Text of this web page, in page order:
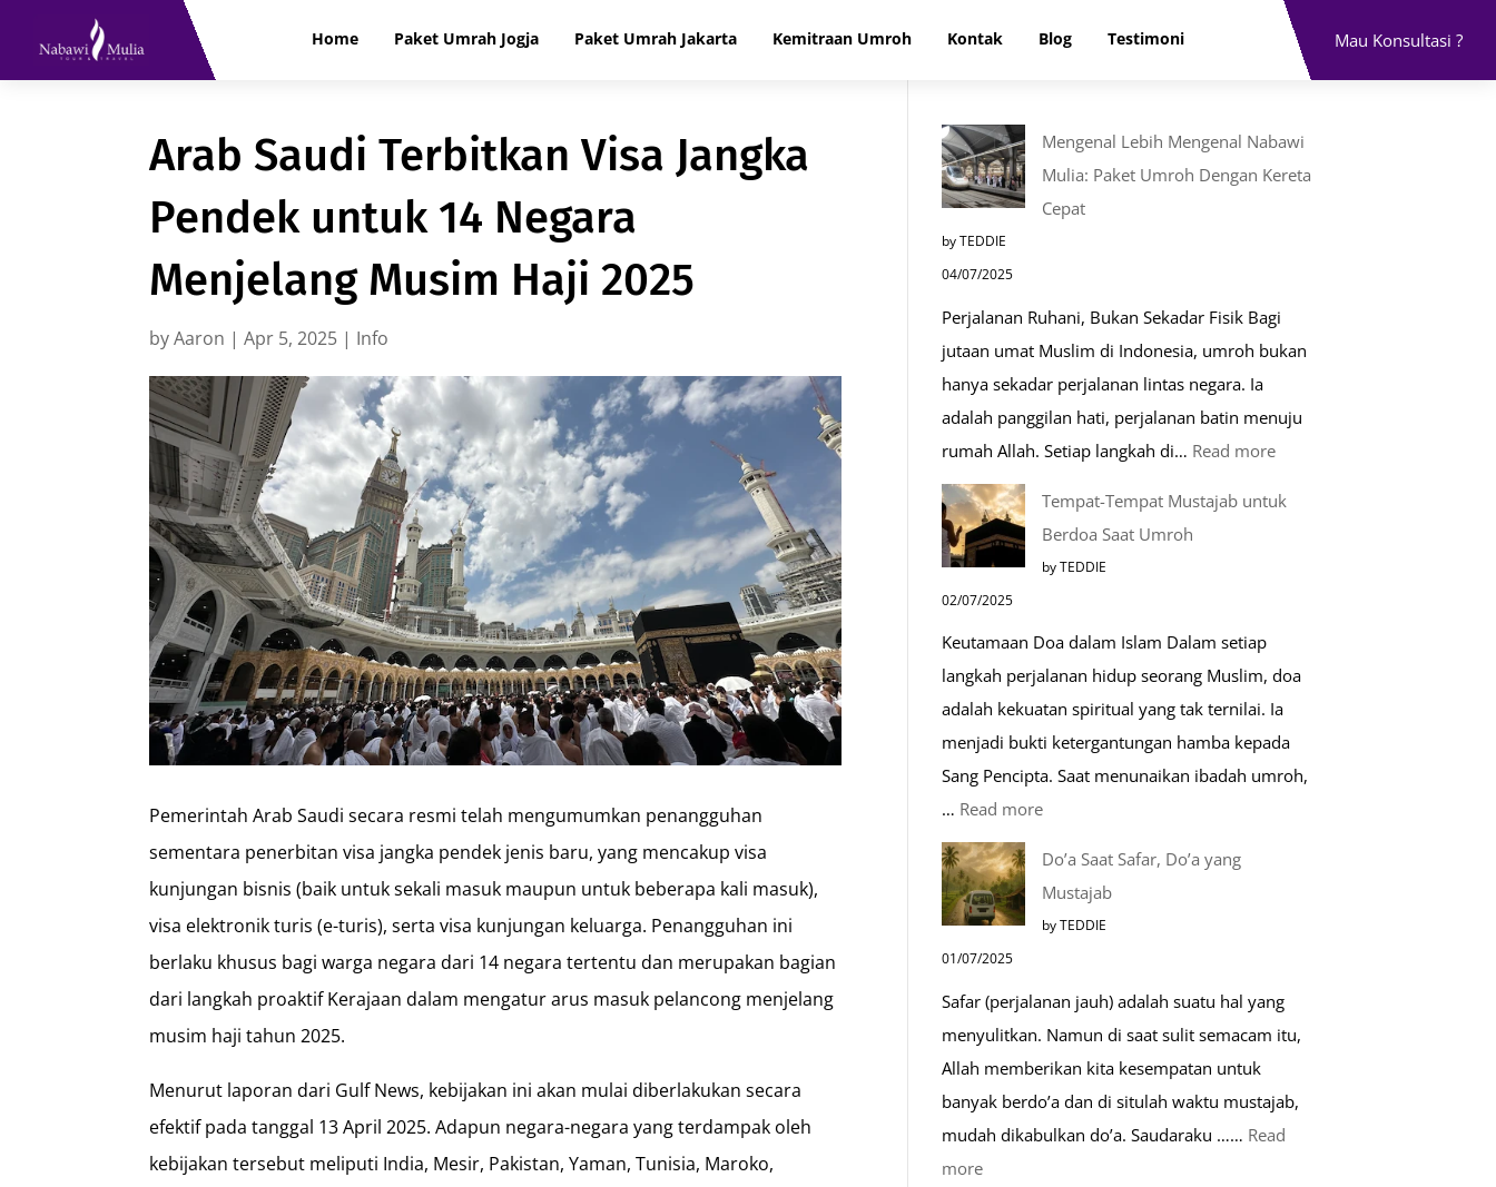
Home Paket Umrah Jogja Paket Umrah Jakarta Kemitraan Umroh Kontak Blog Testimoni Mau Konsultasi ?
Arab Saudi Terbitkan Visa Jangka
Pendek untuk 14 Negara
Menjelang Musim Haji 2025
byAaron |Apr 5, 2025 | Info
Pemerintah Arab Saudi secara resmi telah mengumumkan penangguhan
sementara penerbitan visa jangka pendek jenis baru, yang mencakup visa
kunjungan bisnis (baik untuk sekali masuk maupun untuk beberapa kali masuk),
visa elektronik turis (e-turis), serta visa kunjungan keluarga. Penangguhan ini
berlaku khusus bagi warga negara dari 14 negara tertentu dan merupakan bagian
dari langkah proaktif Kerajaan dalam mengatur arus masuk pelancong menjelang
musim haji tahun 2025.
Menurut laporan dari Gulf News, kebijakan ini akan mulai diberlakukan secara
efektif pada tanggal 13 April 2025. Adapun negara-negara yang terdampak oleh
kebijakan tersebut meliputi India, Mesir, Pakistan, Yaman, Tunisia, Maroko,
Mengenal Lebih Mengenal Nabawi
Mulia: Paket Umroh Dengan Kereta
Cepat
by TEDDIE
04/07/2025
Perjalanan Ruhani, Bukan Sekadar Fisik Bagi
jutaan umat Muslim di Indonesia, umroh bukan
hanya sekadar perjalanan lintas negara. Ia
adalah panggilan hati, perjalanan batin menuju
rumah Allah. Setiap langkah di… Read more:
Umroh
Dengan
Kereta
Cepat
Tempat-Tempat Mustajab untuk
Berdoa Saat Umroh
by TEDDIE
02/07/2025
Keutamaan Doa dalam Islam Dalam setiap
langkah perjalanan hidup seorang Muslim, doa
adalah kekuatan spiritual yang tak ternilai. Ia
menjadi bukti ketergantungan hamba kepada
Sang Pencipta. Saat menunaikan ibadah umroh,
… Read more:
Mustajab
Saat
Umroh
Do’a Saat Safar, Do’a yang
Mustajab
by TEDDIE
01/07/2025
Safar (perjalanan jauh) adalah suatu hal yang
menyulitkan. Namun di saat sulit semacam itu,
Allah memberikan kita kesempatan untuk
banyak berdo’a dan di situlah waktu mustajab,
mudah dikabulkan do’a. Saudaraku …… Read
more: